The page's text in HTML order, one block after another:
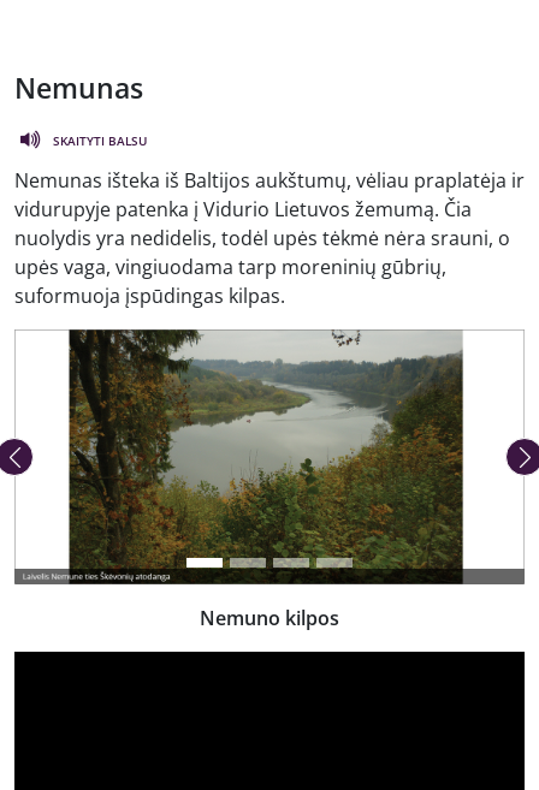
Nemunas
SKAITYTI BALSU
Nemunas išteka iš Baltijos aukštumų, vėliau praplatėja ir
vidurupyje patenka į Vidurio Lietuvos žemumą. Čia
nuolydis yra nedidelis, todėl upės tėkmė nėra srauni, o
upės vaga, vingiuodama tarp moreninių gūbrių,
suformuoja įspūdingas kilpas.
Ankstesnė nuotrauka Kita
Nemuno kilpos